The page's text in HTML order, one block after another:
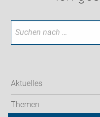
Aktuelles
Themen